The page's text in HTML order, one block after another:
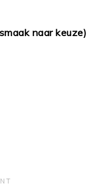
naar keuze)